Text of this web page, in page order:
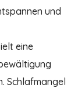
und
eine
Schlafmangel